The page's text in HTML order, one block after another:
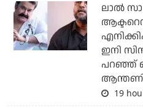
ലാല്‍
ഇനി
പറഞ്ഞ്
19